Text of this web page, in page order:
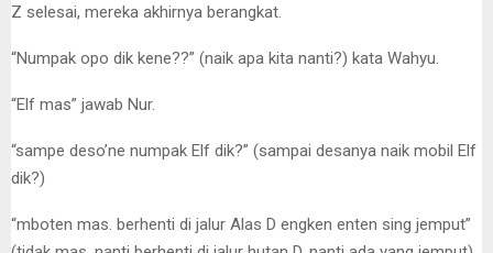
Z selesai, mereka akhirnya berangkat.
“Numpak opo dik kene??” (naik apa kita nanti?) kata Wahyu.
“Elf mas” jawab Nur.
“sampe deso’ne numpak Elf dik?” (sampai desanya naik mobil Elf
dik?)
“mboten mas. berhenti di jalur Alas D engken enten sing jemput”